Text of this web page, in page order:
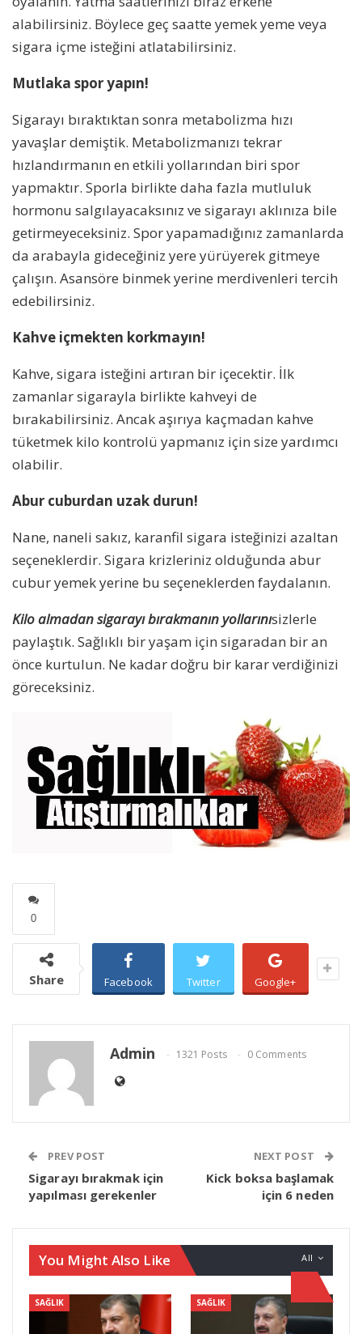
alabilirsiniz. Böylece geç saatte yemek yeme veya
sigara içme isteğini atlatabilirsiniz.
Mutlaka spor yapın!
Sigarayı bıraktıktan sonra metabolizma hızı
yavaşlar demiştik. Metabolizmanızı tekrar
hızlandırmanın en etkili yollarından biri spor
yapmaktır. Sporla birlikte daha fazla mutluluk
hormonu salgılayacaksınız ve sigarayı aklınıza bile
getirmeyeceksiniz. Spor yapamadığınız zamanlarda
da arabayla gideceğiniz yere yürüyerek gitmeye
çalışın. Asansöre binmek yerine merdivenleri tercih
edebilirsiniz.
Kahve içmekten korkmayın!
Kahve, sigara isteğini artıran bir içecektir. İlk
zamanlar sigarayla birlikte kahveyi de
bırakabilirsiniz. Ancak aşırıya kaçmadan kahve
tüketmek kilo kontrolü yapmanız için size yardımcı
olabilir.
Abur cuburdan uzak durun!
Nane, naneli sakız, karanfil sigara isteğinizi azaltan
seçeneklerdir. Sigara krizleriniz olduğunda abur
cubur yemek yerine bu seçeneklerden faydalanın.
Kilo almadan sigarayı bırakmanın yollarınısizlerle
paylaştık. Sağlıklı bir yaşam için sigaradan bir an
önce kurtulun. Ne kadar doğru bir karar verdiğinizi
göreceksiniz.
0
Share Facebook Twitter Google+
Admin 1321 Posts 0 Comments
PREV POST
Sigarayı bırakmak için
yapılması gerekenler
NEXT POST
Kick boksa başlamak
için 6 neden
All
You Might Also Like
SAĞLIK SAĞLIK